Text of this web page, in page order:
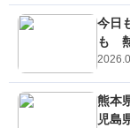
今日
も
熊本
児島